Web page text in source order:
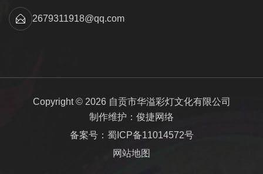
2679311918@qq.com
Copyright © 2026 自贡市华溢彩灯文化有限公司
制作维护：俊捷网络
备案号：蜀ICP备11014572号
网站地图